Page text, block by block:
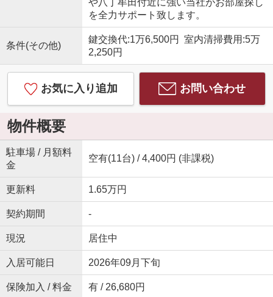
や八丁牟田付近に強い当社がお部屋探し
を全力サポート致します。
条件(その他)
鍵交換代:1万6,500円 室内清掃費用:5万
2,250円
お気に入り追加 お問い合わせ
物件概要
駐車場 / 月額料
金
空有(11台) / 4,400円 (非課税)
更新料 1.65万円
契約期間 -
現況 居住中
入居可能日 2026年09月下旬
保険加入 / 料金 有 / 26,680円